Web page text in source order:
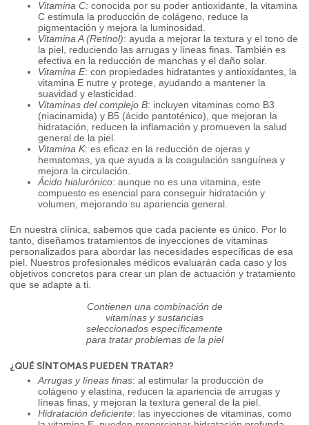
Vitamina C: conocida por su poder antioxidante, la vitamina
C estimula la producción de colágeno, reduce la
pigmentación y mejora la luminosidad.
Vitamina A (Retinol): ayuda a mejorar la textura y el tono de
la piel, reduciendo las arrugas y líneas finas. También es
efectiva en la reducción de manchas y el daño solar.
Vitamina E: con propiedades hidratantes y antioxidantes, la
vitamina E nutre y protege, ayudando a mantener la
suavidad y elasticidad.
Vitaminas del complejo B: incluyen vitaminas como B3
(niacinamida) y B5 (ácido pantoténico), que mejoran la
hidratación, reducen la inflamación y promueven la salud
general de la piel.
Vitamina K: es eficaz en la reducción de ojeras y
hematomas, ya que ayuda a la coagulación sanguínea y
mejora la circulación.
Ácido hialurónico: aunque no es una vitamina, este
compuesto es esencial para conseguir hidratación y
volumen, mejorando su apariencia general.
En nuestra clínica, sabemos que cada paciente es único. Por lo
tanto, diseñamos tratamientos de inyecciones de vitaminas
personalizados para abordar las necesidades específicas de esa
piel. Nuestros profesionales médicos evaluarán cada caso y los
objetivos concretos para crear un plan de actuación y tratamiento
que se adapte a ti.
Contienen una combinación de
vitaminas y sustancias
seleccionados específicamente
para tratar problemas de la piel
¿QUÉ SÍNTOMAS PUEDEN TRATAR?
Arrugas y líneas finas: al estimular la producción de
colágeno y elastina, reducen la apariencia de arrugas y
líneas finas, y mejoran la textura general de la piel.
Hidratación deficiente: las inyecciones de vitaminas, como